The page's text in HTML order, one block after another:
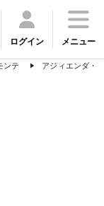
ログイン メニュー
ンテ
アジィエンダ・